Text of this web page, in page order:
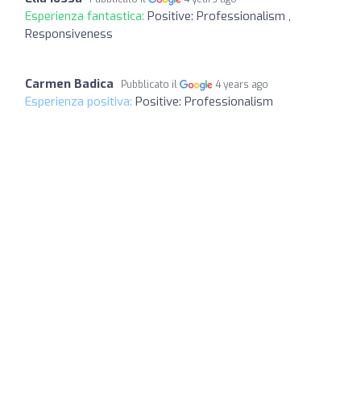
Esperienza fantastica: Positive: Professionalism ,
Responsiveness
Carmen Badica Pubblicato il 4 years ago
Esperienza positiva: Positive: Professionalism